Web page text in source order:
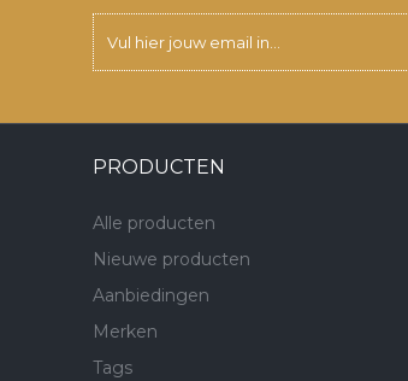
PRODUCTEN
Alle producten
Nieuwe producten
Aanbiedingen
Merken
Tags